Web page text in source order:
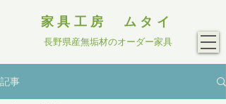
家具工房 ムタイ
長野県産無垢材のオーダー家具
記事